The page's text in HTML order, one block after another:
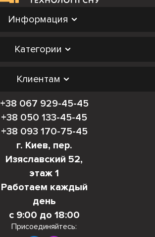
Информация
Категории
Клиентам
+38 067 929-45-45
+38 050 133-45-45
+38 093 170-75-45
г. Киев, пер.
Изяславский 52,
этаж 1
Работаем каждый
день
с 9:00 до 18:00
Присоединяйтесь: